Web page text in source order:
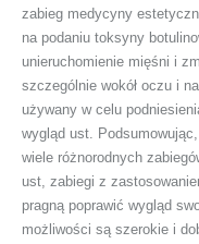
zabieg medycyny
na podaniu toksyny
unieruchomienie mięśni i
szczególnie wokół oczu i
używany w celu
wygląd ust.
wiele różnorodnych
ust, zabiegi z
pragną poprawić wygląd
możliwości są szerokie i